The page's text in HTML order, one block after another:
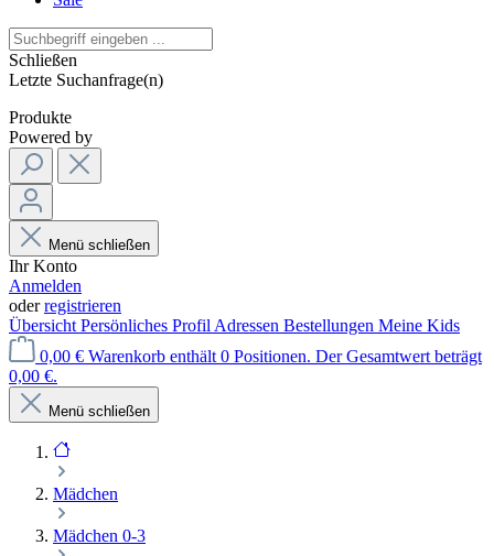
Schließen
Letzte Suchanfrage(n)
Produkte
Powered by
Menü schließen
Ihr Konto
Anmelden
oderregistrieren
Übersicht Persönliches Profil Adressen Bestellungen Meine Kids
0,00 € Warenkorb enthält 0 Positionen. Der Gesamtwert beträgt
0,00 €.
Menü schließen
Mädchen
Mädchen 0-3